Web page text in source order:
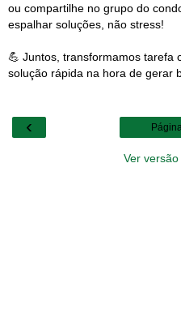
ou compartilhe no grupo do
espalhar soluções, não stress!
💪 Juntos, transformamos tarefa
solução rápida na hora de gerar
‹
Ver